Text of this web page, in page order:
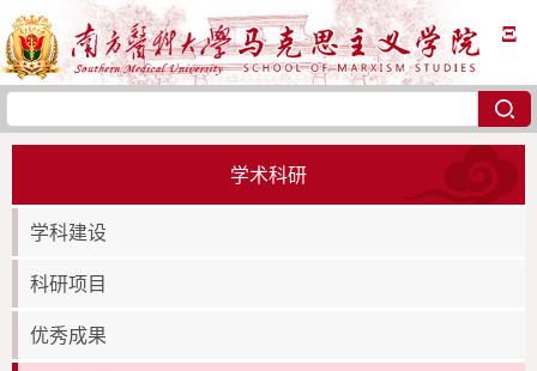
Ξ
学术科研
学科建设
科研项目
优秀成果